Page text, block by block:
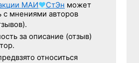
МАИ♥СтЭн может
с мнениями авторов
за описание (отзыв)
относиться